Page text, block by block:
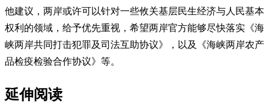
他建议，两岸或许可以针对一些攸关基层民生经济与人民基本
权利的领域，给予优先重视，希望两岸官方能够尽快落实《海
峡两岸共同打击犯罪及司法互助协议》，以及《海峡两岸农产
品检疫检验合作协议》等。
延伸阅读